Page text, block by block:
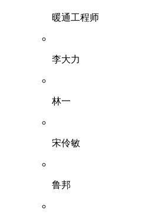
暖通工程师
李大力
林一
宋伶敏
鲁邦